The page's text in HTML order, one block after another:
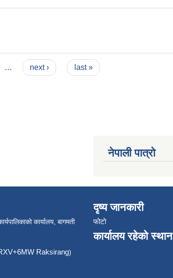
… next › last »
नेपाली पात्रो
कार्यालय, बागमती
Raksirang)
दृष्य जानकारी
फोटो
कार्यालय रहेको स्थान